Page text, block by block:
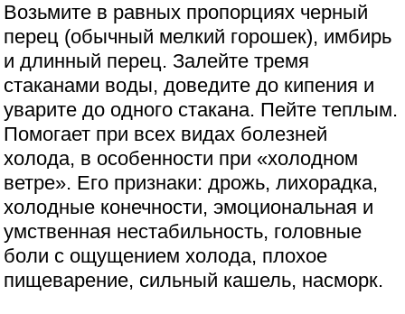
Возьмите в равных пропорциях черный
перец (обычный мелкий горошек), имбирь
и длинный перец. Залейте тремя
стаканами воды, доведите до кипения и
уварите до одного стакана. Пейте теплым.
Помогает при всех видах болезней
холода, в особенности при «холодном
ветре». Его признаки: дрожь, лихорадка,
холодные конечности, эмоциональная и
умственная нестабильность, головные
боли с ощущением холода, плохое
пищеварение, сильный кашель, насморк.